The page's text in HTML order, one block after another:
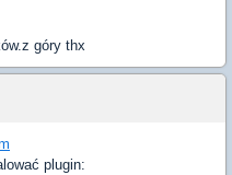
góry thx
plugin: